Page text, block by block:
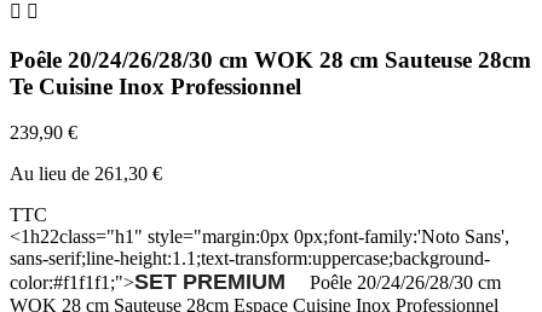
 
Poêle 20/24/26/28/30 cm WOK 28 cm Sauteuse 28cm
Te Cuisine Inox Professionnel
239,90 €
Au lieu de 261,30 €
TTC
<1h22class="h1" style="margin:0px 0px;font-family:'Noto Sans',
sans-serif;line-height:1.1;text-transform:uppercase;background-
color:#f1f1f1;">SET PREMIUM Poêle 20/24/26/28/30 cm
WOK 28 cm Sauteuse 28cm Espace Cuisine Inox Professionnel